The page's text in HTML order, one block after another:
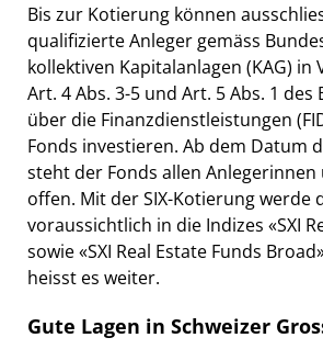
Bis zur Kotierung können
qualifizierte Anleger gemäss
kollektiven Kapitalanlagen (KAG)
Art. 4 Abs. 3-5 und Art. 5 Abs. 1 des
über die Finanzdienstleistungen
Fonds investieren. Ab dem Datum
steht der Fonds allen Anlegerinnen
offen. Mit der SIX-Kotierung werde
voraussichtlich in die Indizes «SXI
sowie «SXI Real Estate Funds
heisst es weiter.
Gute Lagen in Schweizer